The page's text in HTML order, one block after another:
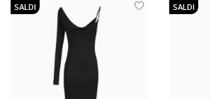
SALDI SALDI